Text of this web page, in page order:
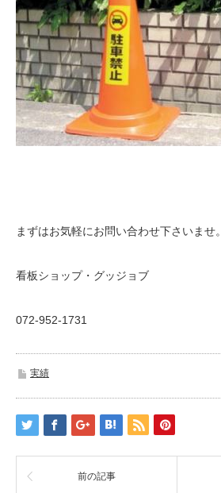
まずはお気軽にお問い合わせ下さいませ。
看板ショップ・グッジョブ
072-952-1731
実績
前の記事